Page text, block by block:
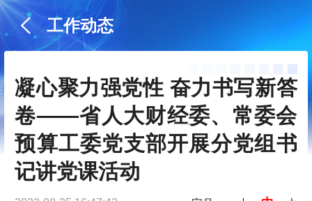
工作动态
凝心聚力强党性 奋力书写新答
卷——省人大财经委、常委会
预算工委党支部开展分党组书
记讲党课活动